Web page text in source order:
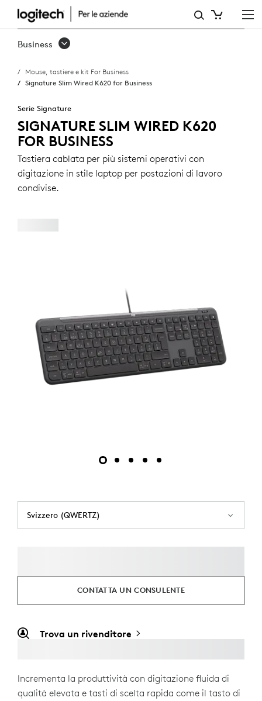
SIGNATURE
SLIM
K620
FOR
BUSINESS
Business
Mouse, tastiere e kit For Business
Signature Slim Wired K620 for Business
Serie Signature
SIGNATURE SLIM WIRED K620
FOR BUSINESS
Tastiera cablata per più sistemi operativi con
digitazione in stile laptop per postazioni di lavoro
condivise.
Svizzero (QWERTZ)
CONTATTA UN CONSULENTE
Trova un rivenditore
Incrementa la produttività con digitazione fluida di
qualità elevata e tasti di scelta rapida come il tasto di